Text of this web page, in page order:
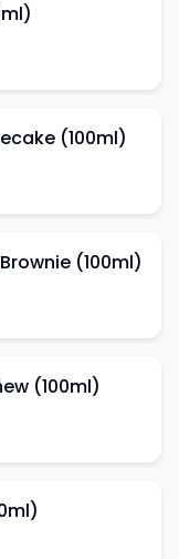
(100ml)
(100ml)
(100ml)